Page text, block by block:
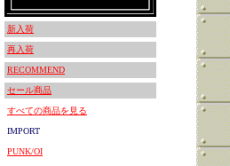
新入荷
再入荷
RECOMMEND
セール商品
すべての商品を見る
IMPORT
PUNK/OI